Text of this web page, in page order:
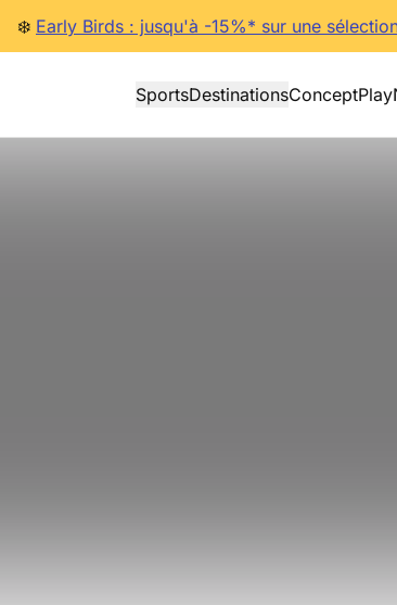
❄️ Early Birds : jusqu'à -15%* sur une
SportsDestinationsConceptPlay